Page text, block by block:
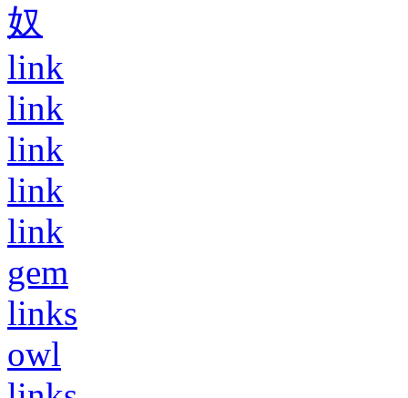
奴
link
link
link
link
link
gem
links
owl